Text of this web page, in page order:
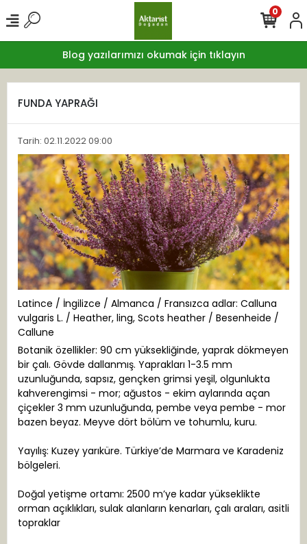
Blog yazılarımızı okumak için tıklayın
0
FUNDA YAPRAĞI
Tarih: 02.11.2022 09:00
Latince / İngilizce / Almanca / Fransızca adlar: Calluna
vulgaris L. / Heather, ling, Scots heather / Besenheide /
Callune
Botanik özellikler: 90 cm yüksekliğinde, yaprak dökmeyen
bir çalı. Gövde dallanmış. Yaprakları 1-3.5 mm
uzunluğunda, sapsız, gençken grimsi yeşil, olgunlukta
kahverengimsi - mor; ağustos - ekim aylarında açan
çiçekler 3 mm uzunluğunda, pembe veya pembe - mor
bazen beyaz. Meyve dört bölüm ve tohumlu, kuru.
Yayılış: Kuzey yarıküre. Türkiye’de Marmara ve Karadeniz
bölgeleri.
Doğal yetişme ortamı: 2500 m’ye kadar yükseklikte
orman açıklıkları, sulak alanların kenarları, çalı araları, asitli
topraklar